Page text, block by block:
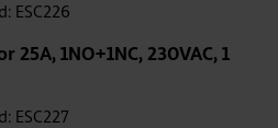
ESC226
25A, 1NO+1NC, 230VAC, 1
ESC227